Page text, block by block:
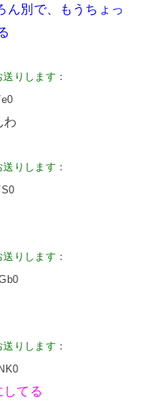
ん別で、もうちょっ
りします ：
わ
りします ：
りします ：
りします ：
てる